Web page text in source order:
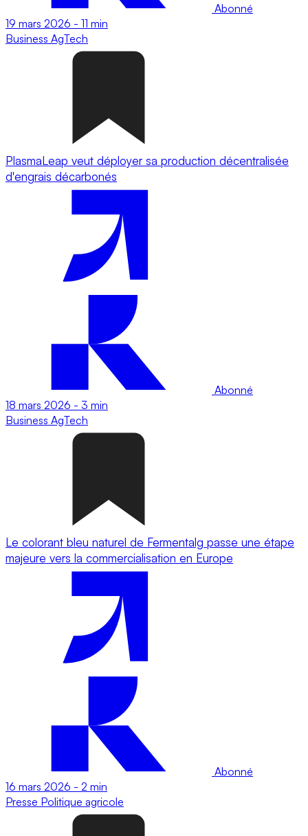
Abonné
19 mars 2026 - 11 min
Business AgTech
PlasmaLeap veut déployer sa production décentralisée
d'engrais décarbonés
Abonné
18 mars 2026 - 3 min
Business AgTech
Le colorant bleu naturel de Fermentalg passe une étape
majeure vers la commercialisation en Europe
Abonné
16 mars 2026 - 2 min
Presse Politique agricole